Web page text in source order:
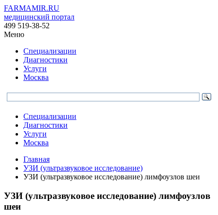
FARMAMIR.RU
медицинский портал
499 519-38-52
Меню
Специализации
Диагностики
Услуги
Москва
Специализации
Диагностики
Услуги
Москва
Главная
УЗИ (ультразвуковое исследование)
УЗИ (ультразвуковое исследование) лимфоузлов шеи
УЗИ (ультразвуковое исследование) лимфоузлов
шеи